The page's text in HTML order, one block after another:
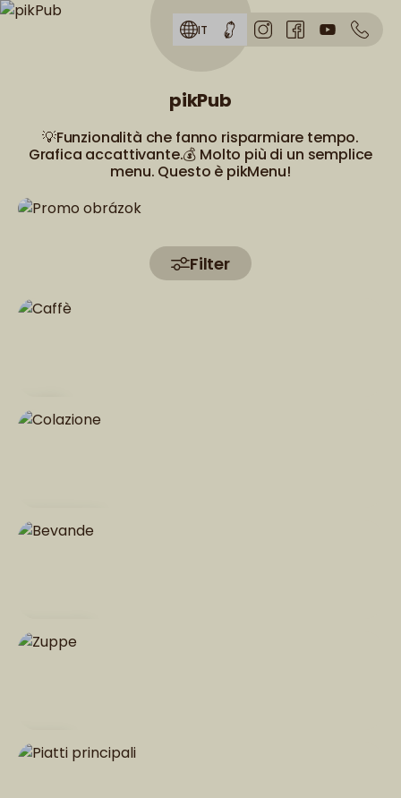
Skip to menu
IT
pikPub
💡Funzionalità che fanno risparmiare tempo.
Grafica accattivante.💰 Molto più di un semplice
menu. Questo è pikMenu!
Filter
Caffè
Colazione
Bevande
Zuppe